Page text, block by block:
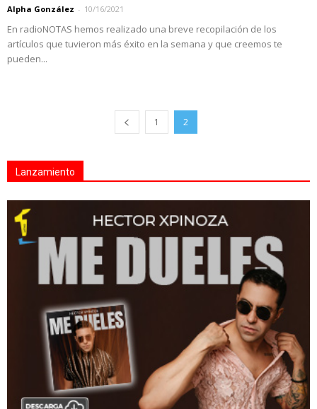
Alpha González - 10/16/2021
En radioNOTAS hemos realizado una breve recopilación de los
artículos que tuvieron más éxito en la semana y que creemos te
pueden...
1 2
Lanzamiento